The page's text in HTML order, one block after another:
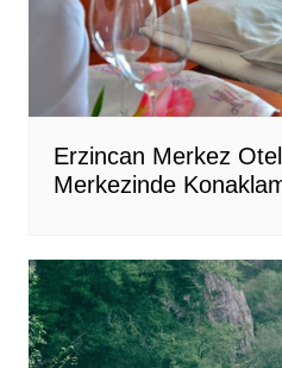
Erzincan Merkez
Merkezinde